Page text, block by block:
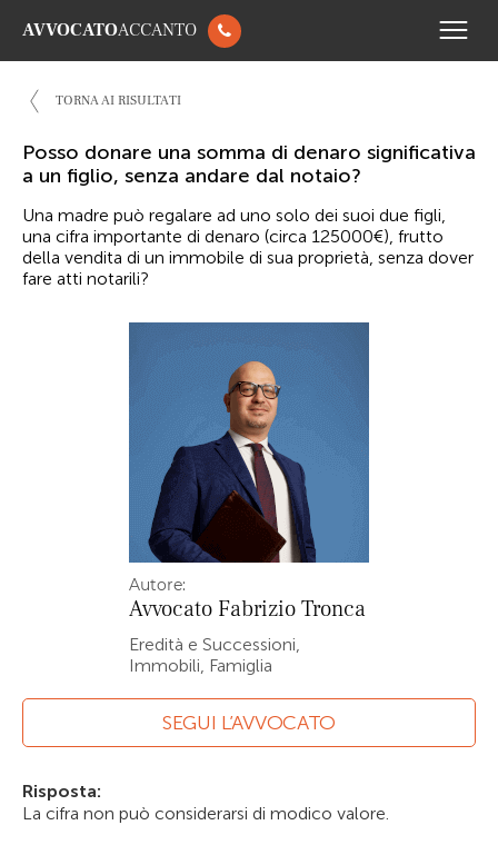
AVVOCATOACCANTO
TORNA AI RISULTATI
Posso donare una somma di denaro significativa
a un figlio, senza andare dal notaio?
Una madre può regalare ad uno solo dei suoi due figli,
una cifra importante di denaro (circa 125000€), frutto
della vendita di un immobile di sua proprietà, senza dover
fare atti notarili?
Autore:
Avvocato Fabrizio Tronca
Eredità e Successioni,
Immobili, Famiglia
SEGUI L’AVVOCATO
Risposta:
La cifra non può considerarsi di modico valore.